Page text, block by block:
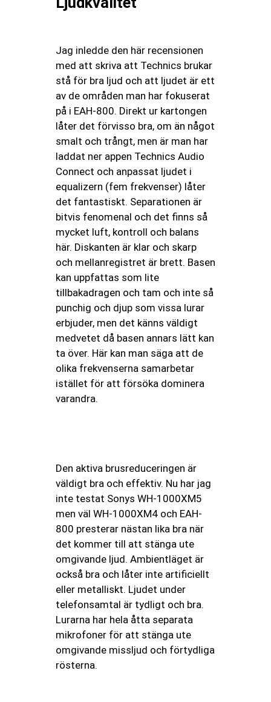
Jag inledde den här recensionen
med att skriva att Technics brukar
stå för bra ljud och att ljudet är ett
av de områden man har fokuserat
på i EAH-800. Direkt ur kartongen
låter det förvisso bra, om än något
smalt och trångt, men är man har
laddat ner appen Technics Audio
Connect och anpassat ljudet i
equalizern (fem frekvenser) låter
det fantastiskt. Separationen är
bitvis fenomenal och det finns så
mycket luft, kontroll och balans
här. Diskanten är klar och skarp
och mellanregistret är brett. Basen
kan uppfattas som lite
tillbakadragen och tam och inte så
punchig och djup som vissa lurar
erbjuder, men det känns väldigt
medvetet då basen annars lätt kan
ta över. Här kan man säga att de
olika frekvenserna samarbetar
istället för att försöka dominera
varandra.
Den aktiva brusreduceringen är
väldigt bra och effektiv. Nu har jag
inte testat Sonys WH-1000XM5
men väl WH-1000XM4 och EAH-
800 presterar nästan lika bra när
det kommer till att stänga ute
omgivande ljud. Ambientläget är
också bra och låter inte artificiellt
eller metalliskt. Ljudet under
telefonsamtal är tydligt och bra.
Lurarna har hela åtta separata
mikrofoner för att stänga ute
omgivande missljud och förtydliga
rösterna.